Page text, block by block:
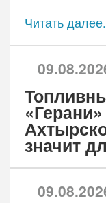
Читать
значит